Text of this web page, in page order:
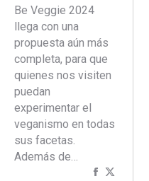
Be Veggie 2024
llega con una
propuesta aún más
completa, para que
quienes nos visiten
puedan
experimentar el
veganismo en todas
sus facetas.
Además de…
Compartir